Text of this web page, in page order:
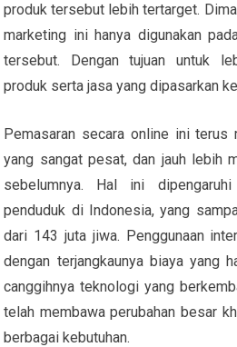
produk tersebut lebih tertarget.
marketing ini hanya digunakan
tersebut. Dengan tujuan untuk
produk serta jasa yang dipasarkan
Pemasaran secara online ini terus
yang sangat pesat, dan jauh lebih
sebelumnya. Hal ini
penduduk di Indonesia, yang
dari 143 juta jiwa. Penggunaan
dengan terjangkaunya biaya yang
canggihnya teknologi yang
telah membawa perubahan besar
berbagai kebutuhan.